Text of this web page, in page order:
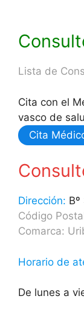
Lista de
Cita con el
vasco de
Cita
Dirección:
Código
Comarca:
Horario de
De lunes a